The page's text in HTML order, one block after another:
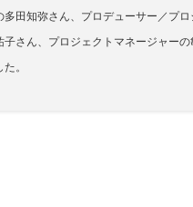
田知弥さん、プロデューサー／プロ
さん、プロジェクトマネージャーの
。